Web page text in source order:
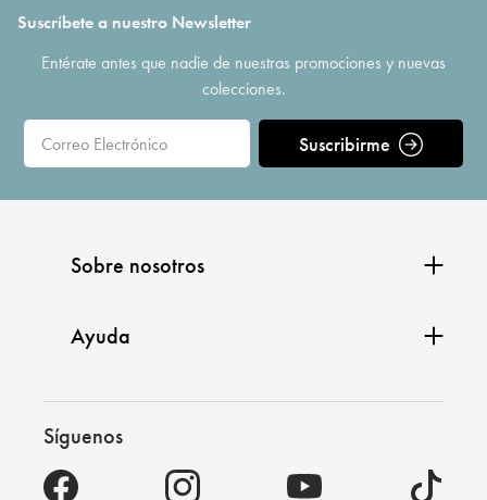
Suscríbete a nuestro Newsletter
Entérate antes que nadie de nuestras promociones y nuevas
colecciones.
Suscribirme
Sobre nosotros
Ayuda
Síguenos